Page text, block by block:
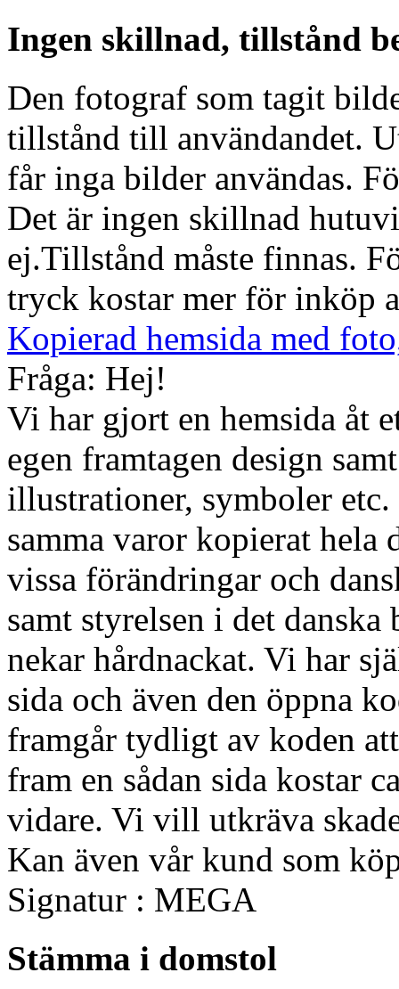
Ingen skillnad, tillstånd
Den fotograf som tagit
tillstånd till användandet.
får inga bilder användas.
Det är ingen skillnad
ej.Tillstånd måste finnas.
tryck kostar mer för inköp
Kopierad hemsida med
Fråga: Hej!
Vi har gjort en hemsida åt
egen framtagen design
illustrationer, symboler
samma varor kopierat hela
vissa förändringar och
samt styrelsen i det
nekar hårdnackat. Vi har
sida och även den öppna
framgår tydligt av koden
fram en sådan sida kostar
vidare. Vi vill utkräva
Kan även vår kund som
Signatur : MEGA
Stämma i domstol